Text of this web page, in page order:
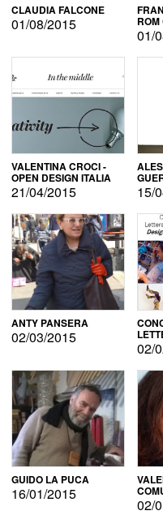
CLAUDIA FALCONE
01/08/2015
01/
VALENTINA CROCI -
OPEN DESIGN ITALIA
21/04/2015 15/
ANTY PANSERA
02/03/2015
02/
GUIDO LA PUCA
16/01/2015
02/